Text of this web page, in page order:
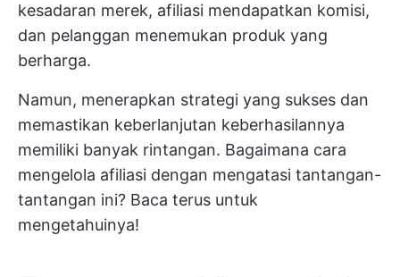
kesadaran merek, afiliasi mendapatkan komisi,
dan pelanggan menemukan produk yang
berharga.
Namun, menerapkan strategi yang sukses dan
memastikan keberlanjutan keberhasilannya
memiliki banyak rintangan. Bagaimana cara
mengelola afiliasi dengan mengatasi tantangan-
tantangan ini? Baca terus untuk
mengetahuinya!